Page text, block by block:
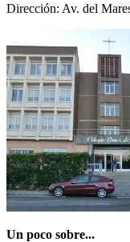
Dirección: Av. del
Un poco sobre...